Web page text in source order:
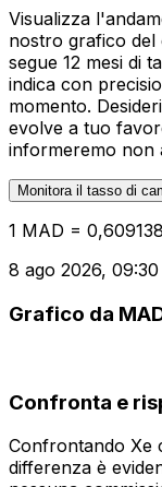
Visualizza
nostro grafico del
segue 12 mesi di
indica con
momento.
evolve a tuo
informeremo non
Monitora il tasso di
1 MAD =
8 ago 2026,
Grafico da
Confronta e
Confrontando Xe
differenza è